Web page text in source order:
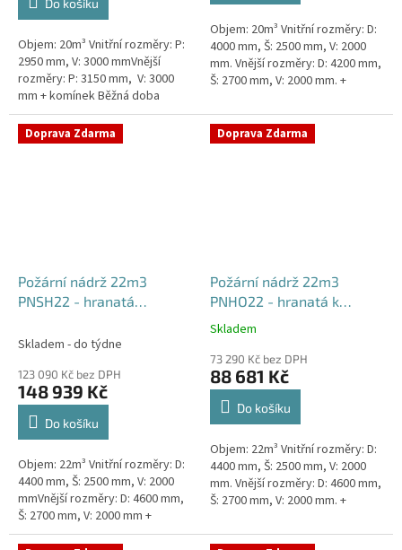
Do košíku
Objem: 20m³ Vnitřní rozměry: P:
2950 mm, V: 3000 mmVnější
rozměry: P: 3150 mm, V: 3000
mm + komínek Běžná doba
dodání 2-3 týdny od objednávky.
Rozměry nádrže možno...
hvězdiček.
Objem: 20m³ Vnitřní rozměry: D:
4000 mm, Š: 2500 mm, V: 2000
mm. Vnější rozměry: D: 4200 mm,
Š: 2700 mm, V: 2000 mm. +
týdny od objednávky....
Doprava Zdarma
Požární nádrž 22m3
PNSH22 - hranatá
Skladem - do týdne
123 090 Kč bez DPH
148 939 Kč
Do košíku
Objem: 22m³ Vnitřní rozměry: D:
4400 mm, Š: 2500 mm, V: 2000
mmVnější rozměry: D: 4600 mm,
Š: 2700 mm, V: 2000 mm +
komínek Běžná doba dodání 2-3
Doprava Zdarma
Požární nádrž 22m3
PNHO22 - hranatá k
obetonování
Průměrné
produktu
je
5,0
hvězdiček.
Skladem
73 290 Kč bez DPH
88 681 Kč
Do košíku
Objem: 22m³ Vnitřní rozměry: D:
4400 mm, Š: 2500 mm, V: 2000
mm. Vnější rozměry: D: 4600 mm,
Š: 2700 mm, V: 2000 mm. +
týdny od objednávky....